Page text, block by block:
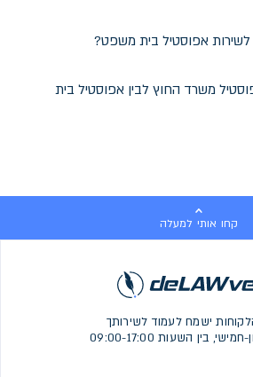
לשירות אפוסטיל בית משפט?
משרד החוץ לבין אפוסטיל בית
קחו אותי למעלה
ישמח לעמוד לשירותך
בין השעות 09:00-17:00